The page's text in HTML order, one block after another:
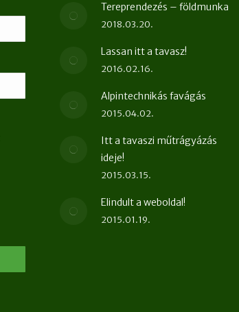
Tereprendezés – földmunka
2018.03.20.
Lassan itt a tavasz!
2016.02.16.
Alpintechnikás favágás
2015.04.02.
Itt a tavaszi műtrágyázás
ideje!
2015.03.15.
Elindult a weboldal!
2015.01.19.